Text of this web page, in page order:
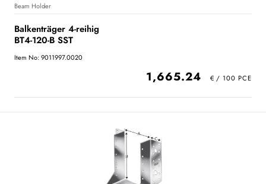
Beam Holder
Balkenträger 4-reihig
BT4-120-B SST
Item No: 9011997.0020
1,665.24